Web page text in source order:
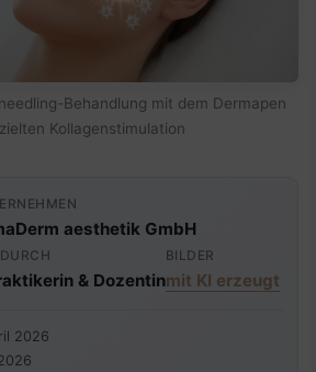
Behandlung mit dem Dermapen
Kollagenstimulation
aesthetik GmbH
& Dozentin
BILDER
mit KI erzeugt
2026